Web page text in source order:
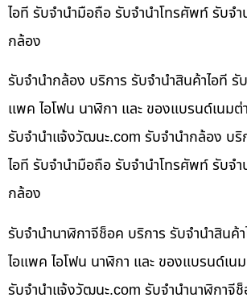
ไอที รับจำนำมือถือ รับจำนำโทรศัพท์ รับจำ
กล้อง
รับจำนำกล้อง บริการ รับจำนำสินค้าไอที รั
แพค ไอโฟน นาฬิกา และ ของแบรนด์เนมต่
รับจํานําแจ้งวัฒนะ.com รับจำนำกล้อง บริ
ไอที รับจำนำมือถือ รับจำนำโทรศัพท์ รับจำ
กล้อง
รับจำนำนาฬิกาจีช็อค บริการ รับจำนำสินค้
ไอแพค ไอโฟน นาฬิกา และ ของแบรนด์เน
รับจํานําแจ้งวัฒนะ.com รับจำนำนาฬิกาจี